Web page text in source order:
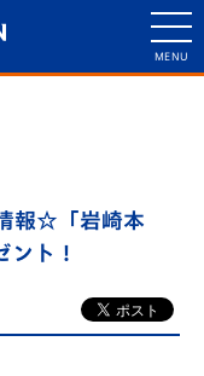
報☆「岩崎本
ント！